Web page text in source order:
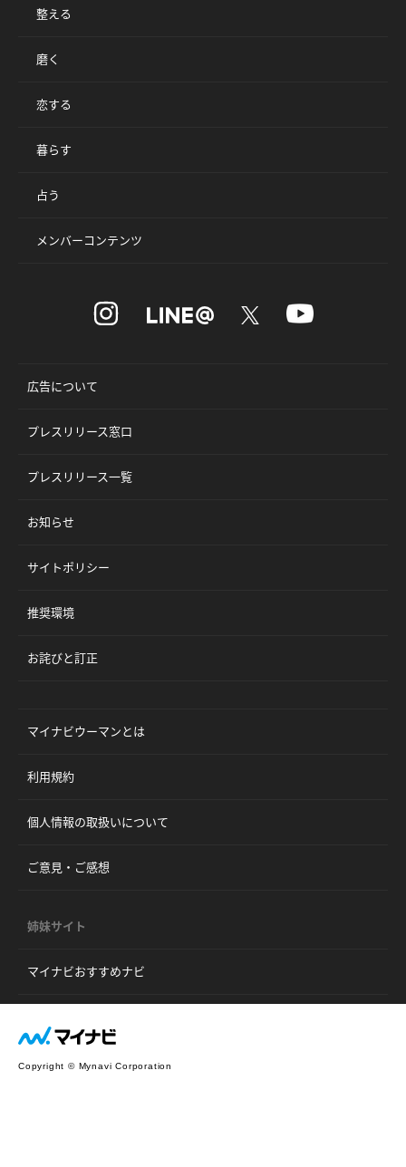
整える
磨く
恋する
暮らす
占う
メンバーコンテンツ
広告について
プレスリリース窓口
プレスリリース一覧
お知らせ
サイトポリシー
推奨環境
お詫びと訂正
マイナビウーマンとは
利用規約
個人情報の取扱いについて
ご意見・ご感想
姉妹サイト
マイナビおすすめナビ
Copyright © Mynavi Corporation